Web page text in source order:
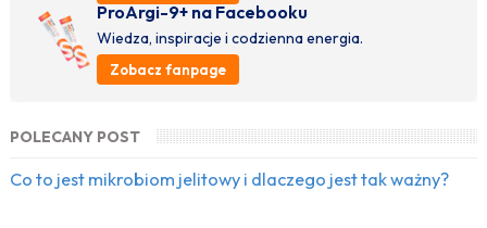
ProArgi-9+ na Facebooku
Wiedza, inspiracje i codzienna energia.
Zobacz fanpage
POLECANY POST
Co to jest mikrobiom jelitowy i dlaczego jest tak ważny?